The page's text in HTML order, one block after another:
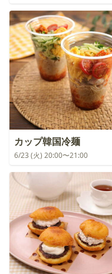
カップ韓国冷麺
6/23 (火) 20:00〜21:00